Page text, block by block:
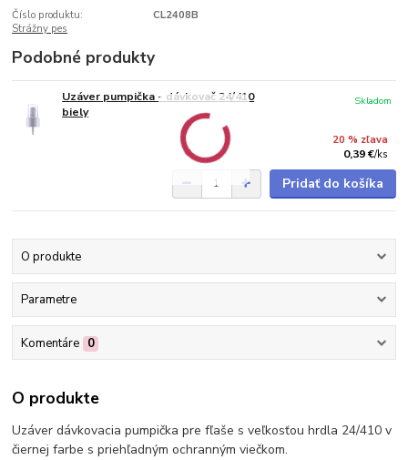
Číslo produktu:
CL2408B
Strážny pes
Podobné produkty
Uzáver pumpička - dávkovač 24/410
biely
20 % zľava
0,39 €/ks
Skladom
Pridať do košíka
O produkte
Parametre
Komentáre 0
O produkte
Uzáver dávkovacia pumpička pre fľaše s veľkosťou hrdla 24/410 v
čiernej farbe s priehľadným ochranným viečkom.